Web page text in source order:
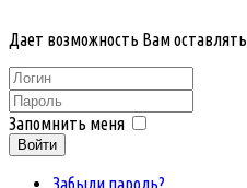
Дает возможность Вам
Запомнить меня
Войти